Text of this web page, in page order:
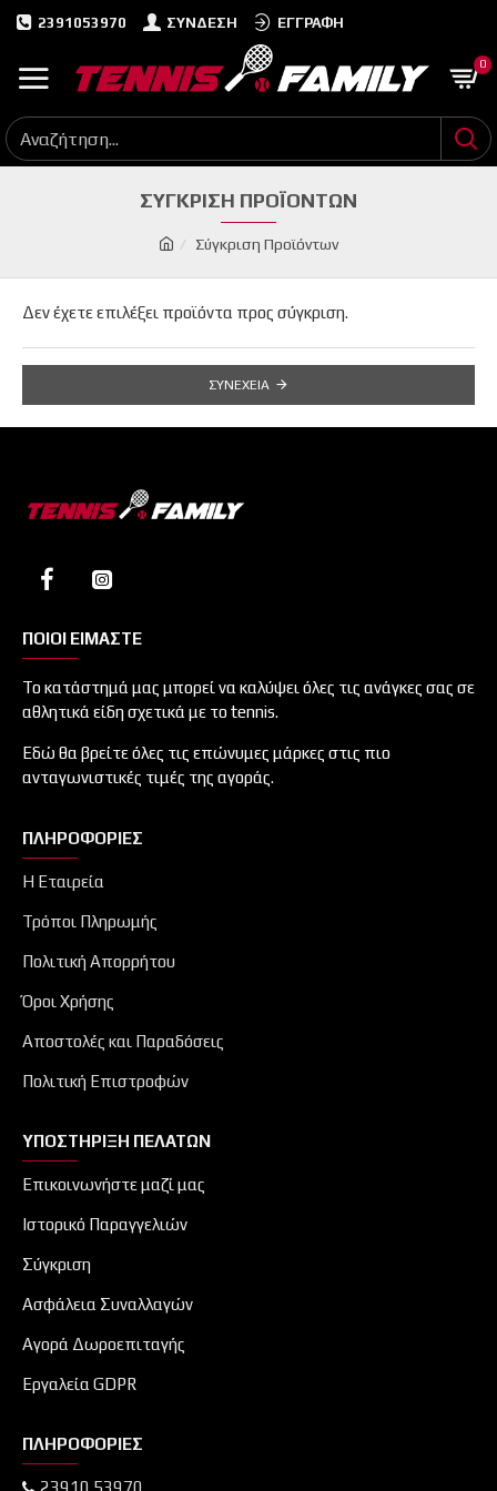
2391053970 ΣΎΝΔΕΣΗ ΕΓΓΡΑΦΉ
0
Σύγκριση Προϊόντων
ΣΎΓΚΡΙΣΗ ΠΡΟΪΌΝΤΩΝ
Δεν έχετε επιλέξει προϊόντα προς σύγκριση.
ΣΥΝΈΧΕΙΑ
ΠΟΙΟΙ ΕΙΜΑΣΤΕ
Το κατάστημά μας μπορεί να καλύψει όλες τις ανάγκες σας σε
αθλητικά είδη σχετικά με το tennis.
Εδώ θα βρείτε όλες τις επώνυμες μάρκες στις πιο
ανταγωνιστικές τιμές της αγοράς.
ΠΛΗΡΟΦΟΡΊΕΣ
Η Εταιρεία
Τρόποι Πληρωμής
Πολιτική Απορρήτου
Όροι Χρήσης
Αποστολές και Παραδόσεις
Πολιτική Επιστροφών
ΥΠΟΣΤΉΡΙΞΗ ΠΕΛΑΤΏΝ
Επικοινωνήστε μαζί μας
Ιστορικό Παραγγελιών
Σύγκριση
Ασφάλεια Συναλλαγών
Αγορά Δωροεπιταγής
Εργαλεία GDPR
ΠΛΗΡΟΦΟΡΊΕΣ